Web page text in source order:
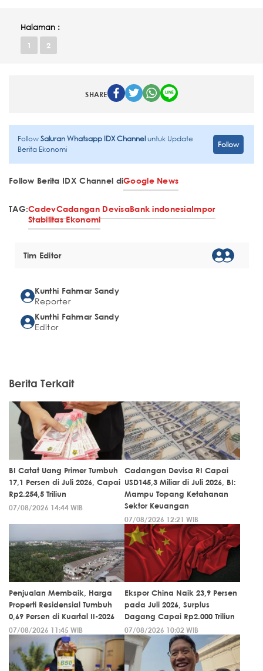
Halaman :
1 2
SHARE
FollowSaluran Whatsapp IDX Channeluntuk Update
Berita Ekonomi
Follow
Follow Berita IDX Channel diGoogle News
TAG:CadevCadangan DevisaBank indonesiaImpor
Stabilitas Ekonomi
Tim Editor
Kunthi Fahmar Sandy
Reporter
Kunthi Fahmar Sandy
Editor
Berita Terkait
BI Catat Uang Primer Tumbuh
17,1 Persen di Juli 2026, Capai
Rp2.254,5 Triliun
07/08/2026 14:44 WIB
Cadangan Devisa RI Capai
USD145,3 Miliar di Juli 2026, BI:
Mampu Topang Ketahanan
Sektor Keuangan
07/08/2026 12:21 WIB
Penjualan Membaik, Harga
Properti Residensial Tumbuh
0,69 Persen di Kuartal II-2026
07/08/2026 11:45 WIB
Ekspor China Naik 23,9 Persen
pada Juli 2026, Surplus
Dagang Capai Rp2.000 Triliun
07/08/2026 10:02 WIB